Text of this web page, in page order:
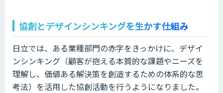
協創とデザインシンキングを生かす仕組み
日立では、ある業種部門の赤字をきっかけに、デザイ
ンシンキング（顧客が抱える本質的な課題やニーズを
理解し、価値ある解決策を創造するための体系的な思
考法）を活用した協創活動を行うようになりました。